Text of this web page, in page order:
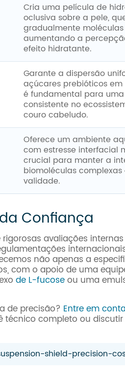
Cria uma película de
oclusiva sobre a pele,
gradualmente
aumentando a
efeito hidratante.
Garante a dispersão
açúcares prebióticos
é fundamental para
consistente no
couro cabeludo.
Oferece um ambiente
com estresse interfacial
crucial para manter a
biomoléculas
validade.
Confiança
avaliações
não apenas a
com o apoio de uma
de L-fucoseou uma
de precisão? Entre em
técnico completo ou
shield-precision-